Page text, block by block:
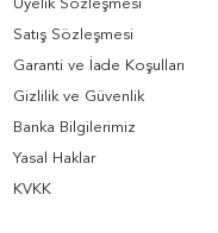
Üyelik Sözleşmesi
Satış Sözleşmesi
Garanti ve İade Koşulları
Gizlilik ve Güvenlik
Banka Bilgilerimiz
Yasal Haklar
KVKK